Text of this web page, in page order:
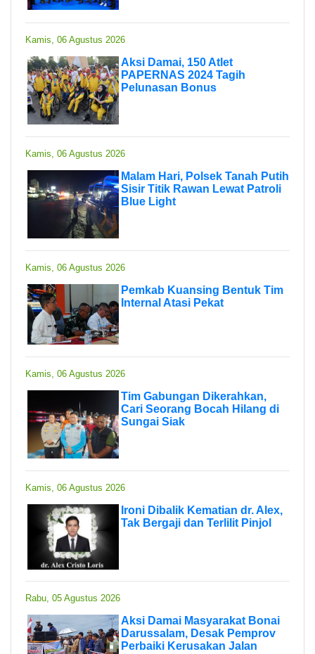
Kamis, 06 Agustus 2026
Aksi Damai, 150 Atlet
PAPERNAS 2024 Tagih
Pelunasan Bonus
Kamis, 06 Agustus 2026
Malam Hari, Polsek Tanah Putih
Sisir Titik Rawan Lewat Patroli
Blue Light
Kamis, 06 Agustus 2026
Pemkab Kuansing Bentuk Tim
Internal Atasi Pekat
Kamis, 06 Agustus 2026
Tim Gabungan Dikerahkan,
Cari Seorang Bocah Hilang di
Sungai Siak
Kamis, 06 Agustus 2026
Ironi Dibalik Kematian dr. Alex,
Tak Bergaji dan Terlilit Pinjol
Rabu, 05 Agustus 2026
Aksi Damai Masyarakat Bonai
Darussalam, Desak Pemprov
Perbaiki Kerusakan Jalan